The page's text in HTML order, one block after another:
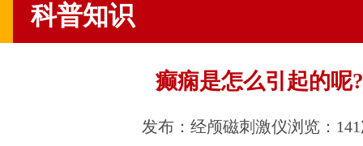
科普知识
癫痫是怎么引起的呢?
发布：经颅磁刺激仪浏览：